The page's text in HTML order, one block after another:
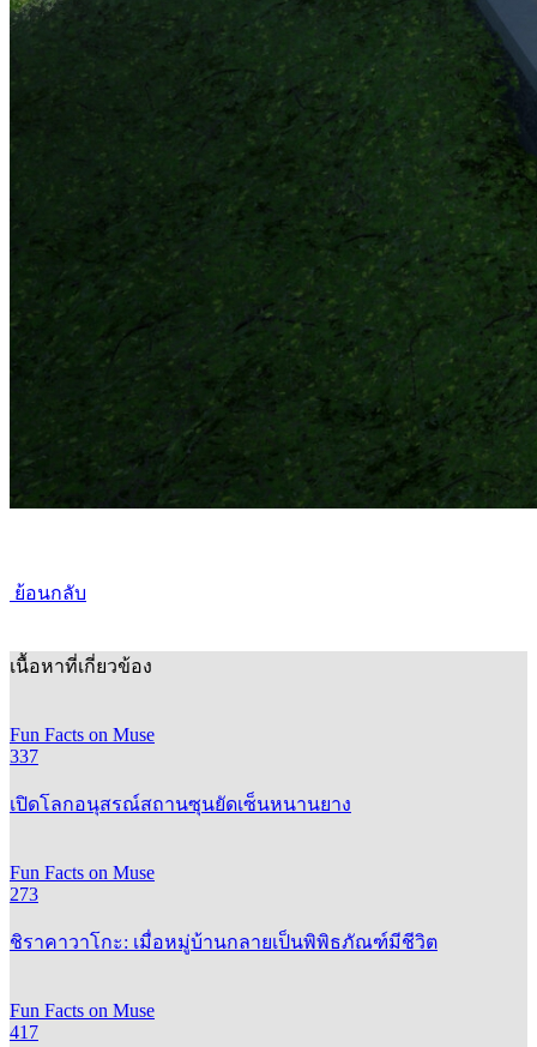
ย้อนกลับ
เนื้อหาที่เกี่ยวข้อง
Fun Facts on Muse
337
เปิดโลกอนุสรณ์สถานซุนยัดเซ็นหนานยาง
Fun Facts on Muse
273
ชิราคาวาโกะ: เมื่อหมู่บ้านกลายเป็นพิพิธภัณฑ์มีชีวิต
Fun Facts on Muse
417